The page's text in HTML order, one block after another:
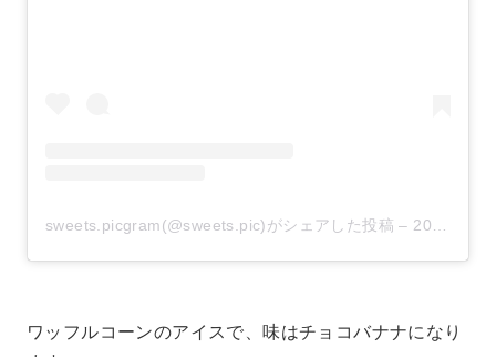
sweets.picgram(@sweets.pic)がシェアした投稿 – 2020年 8月月18日午前5時38分PDT
ワッフルコーンのアイスで、味はチョコバナナになり